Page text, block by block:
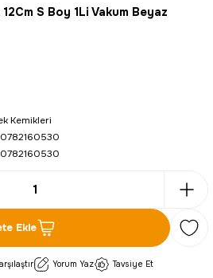
S Boy 1Li Vakum Beyaz
Kemikleri
Ekle
Yorum Yaz Tavsiye Et